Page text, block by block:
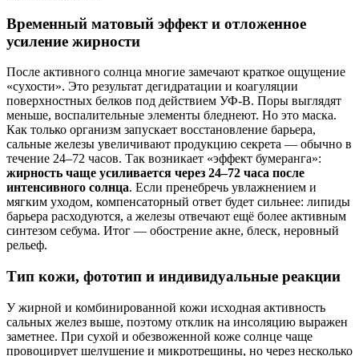
Временный матовый эффект и отложенное
усиление жирности
После активного солнца многие замечают краткое ощущение
«сухости». Это результат дегидратации и коагуляции
поверхностных белков под действием УФ‑B. Поры выглядят
меньше, воспалительные элементы бледнеют. Но это маска.
Как только организм запускает восстановление барьера,
сальные железы увеличивают продукцию секрета — обычно в
течение 24–72 часов. Так возникает «эффект бумеранга»:
жирность чаще усиливается через 24–72 часа после
интенсивного солнца. Если пренебречь увлажнением и
мягким уходом, компенсаторный ответ будет сильнее: липиды
барьера расходуются, а железы отвечают ещё более активным
синтезом себума. Итог — обострение акне, блеск, неровный
рельеф.
Тип кожи, фототип и индивидуальные реакции
У жирной и комбинированной кожи исходная активность
сальных желез выше, поэтому отклик на инсоляцию выражен
заметнее. При сухой и обезвоженной коже солнце чаще
провоцирует шелушение и микротрещины, но через несколько